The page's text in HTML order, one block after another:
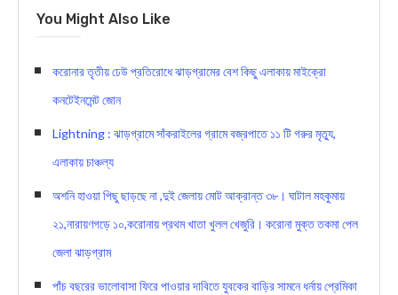
You Might Also Like
করোনার তৃতীয় ঢেউ প্রতিরোধে ঝাড়গ্রামের বেশ কিছু এলাকায় মাইক্রো
কনটেইনমেন্ট জোন
Lightning : ঝাড়গ্রামে সাঁকরাইলের গ্রামে বজ্রপাতে ১১ টি গরুর মৃত্যু,
এলাকায় চাঞ্চল্য
অশনি হাওয়া পিছু ছাড়ছে না ,দুই জেলায় মোট আক্রান্ত ৩৮। ঘাটাল মহকুমায়
২১,নারায়ণগড়ে ১০,করোনায় প্রথম খাতা খুলল খেজুরি। করোনা মুক্ত তকমা পেল
জেলা ঝাড়গ্রাম
পাঁচ বছরের ভালোবাসা ফিরে পাওয়ার দাবিতে যুবকের বাড়ির সামনে ধর্নায় প্রেমিকা